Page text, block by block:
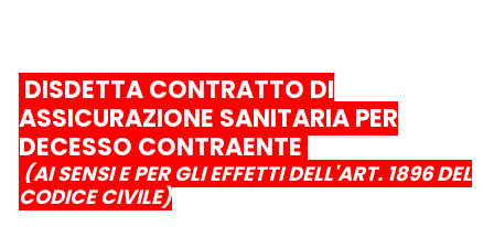
DISDETTA CONTRATTO DI
ASSICURAZIONE SANITARIA PER
DECESSO CONTRAENTE
(AI SENSI E PER GLI EFFETTI DELL'ART. 1896 DEL
CODICE CIVILE)